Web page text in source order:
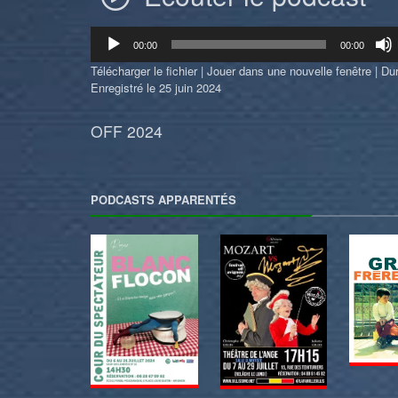
Lecteur
audio
00:00 00:00
Télécharger le fichier| Jouer dans une nouvelle fenêtre |
Enregistré le 25 juin 2024
OFF 2024
PODCASTS APPARENTÉS